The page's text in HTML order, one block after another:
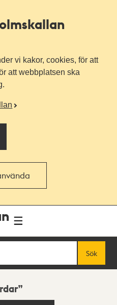
vi kakor, cookies, för att
att webbplatsen ska
Sök